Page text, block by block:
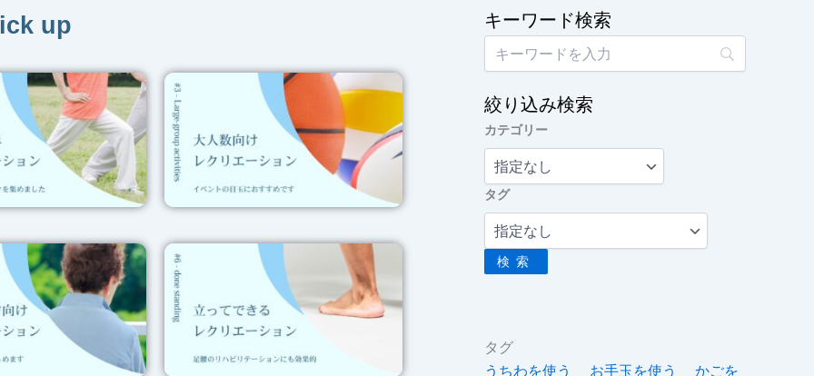
up キーワード検索
絞り込み検索
カテゴリー
タグ
検索
タグ
うちわを使う
お手玉を使う
かごを